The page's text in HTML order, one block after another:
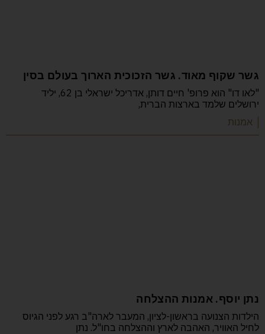
גשר שקוף מאוד. גשר הזכוכית הארוך בעולם בסין
"לאו דו" הוא פרופ' חיים דותן, אדריכל ישראלי בן 62, יליד
ירושלים שלמד בארצות הברית,
| אמנות
נתן יוסף. אמנות ההצלחה
הילדות הצנועה בראשון-לציון, המעבר לארה"ב רגע לפני הגיוס
לחיל האוויר, האהבה לארץ וההצלחה בחו"ל. נתן